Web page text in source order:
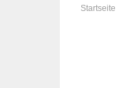
Startseite